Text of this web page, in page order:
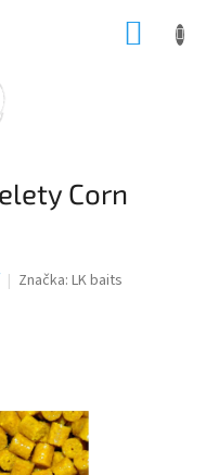
Corn
Značka: LK baits